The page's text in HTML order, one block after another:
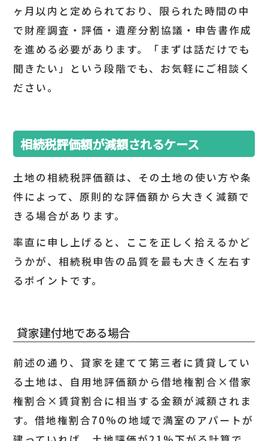
ヶ月以内と定められており、限られた時間の中
で財産調査・評価・遺産分割協議・申告書作成
を進める必要があります。「まずは話だけでも
聞きたい」という段階でも、お気軽にご相談く
ださい。
相続税評価額が減額されるケース
土地の相続税評価額は、その土地の使い方や条
件によって、原則的な評価額から大きく減額で
きる場合があります。
率直に申し上げると、ここを正しく拾えるかど
うかが、相続税申告の品質を最も大きく左右す
るポイントです。
貸家建付地である場合
前述の通り、貸家を建てて第三者に賃貸してい
る土地は、自用地評価額から借地権割合×借家
権割合×賃貸割合に相当する金額が減額されま
す。借地権割合70%の地域で満室のアパートが